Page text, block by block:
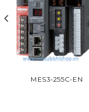
MES3-255C-EN